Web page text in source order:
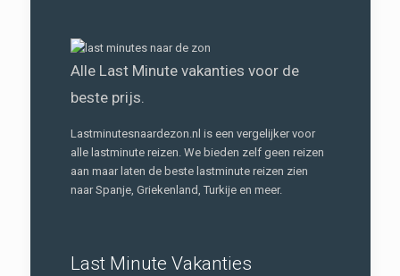
Alle Last Minute vakanties voor de
beste prijs.
Lastminutesnaardezon.nl is een vergelijker voor
alle lastminute reizen. We bieden zelf geen reizen
aan maar laten de beste lastminute reizen zien
naar Spanje, Griekenland, Turkije en meer.
Last Minute Vakanties